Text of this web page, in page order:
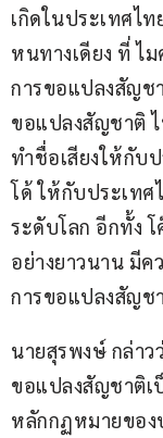
เกิดในประเทศไ
หนทางเดียง ที่ ไ
การขอแปลงสัญช
ขอแปลงสัญชาติ
ทำชื่อเสียงให้กับ
โด้ ให้กับประเทศ
ระดับโลก อีกทั้ง
อย่างยาวนาน มีค
การขอแปลงสัญช
นายสุรพงษ์ กล่าว
ขอแปลงสัญชาติเ
หลักกฏหมายของ